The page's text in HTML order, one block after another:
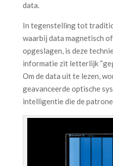
data.
In tegenstelling tot
waarbij data magnetisch
opgeslagen, is deze
informatie zit letterlijk
Om de data uit te lezen,
geavanceerde optische
intelligentie die de